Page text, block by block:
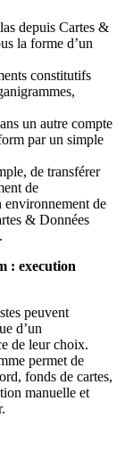
depuis Cartes &
la forme d’un
constitutifs
un autre compte
par un simple
de transférer
de
de
& Données
: execution
peuvent
d’un
de leur choix.
permet de
fonds de cartes,
manuelle et